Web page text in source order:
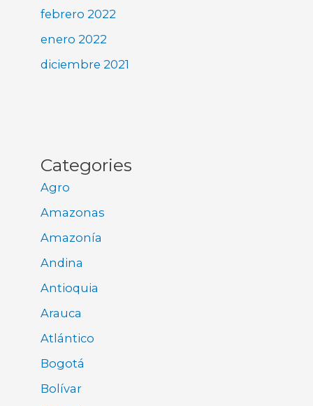
febrero 2022
enero 2022
diciembre 2021
Categories
Agro
Amazonas
Amazonía
Andina
Antioquia
Arauca
Atlántico
Bogotá
Bolívar